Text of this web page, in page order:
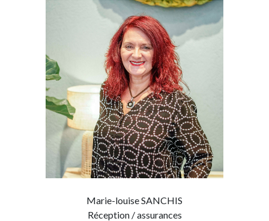
Marie-louise SANCHIS
Réception / assurances